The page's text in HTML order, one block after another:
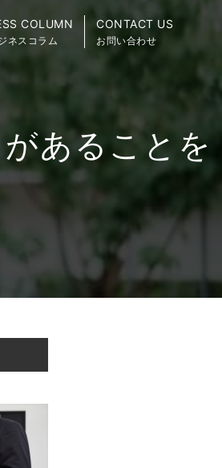
COLUMN
ネスコラム
CONTACT US
お問い合わせ
あることを